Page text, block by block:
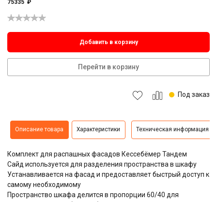
75335 ₽
Добавить в корзину
Перейти в корзину
Под заказ
Описание товара Характеристики Техническая информация
Комплект для распашных фасадов Кессебёмер Тандем
Сайд используется для разделения пространства в шкафу
Устанавливается на фасад и предоставляет быстрый доступ к
самому необходимому
Пространство шкафа делится в пропорции 60/40 для